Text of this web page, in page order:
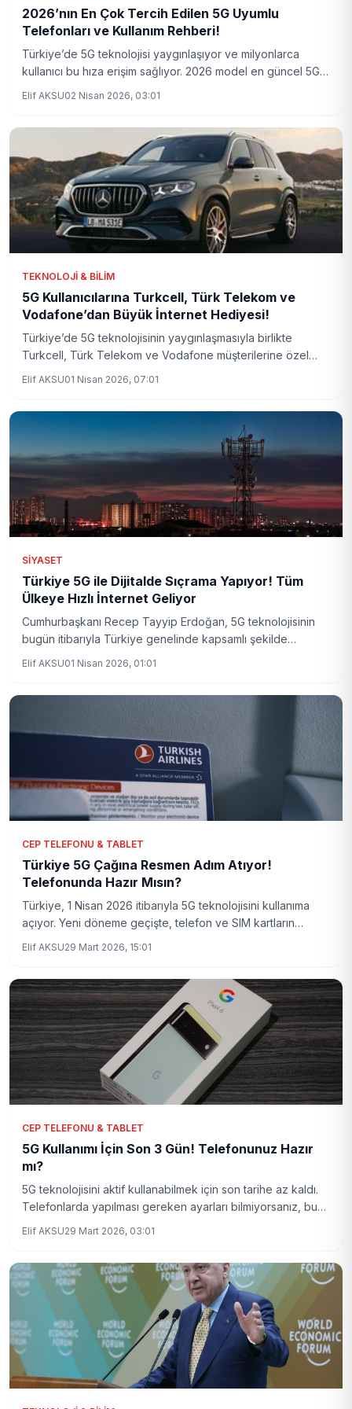
2026’nın En Çok Tercih Edilen 5G Uyumlu
Telefonları ve Kullanım Rehberi!
Türkiye’de 5G teknolojisi yaygınlaşıyor ve milyonlarca
kullanıcı bu hıza erişim sağlıyor. 2026 model en güncel 5G
Elif AKSU02 Nisan 2026, 03:01
TEKNOLOJI & BILIM
5G Kullanıcılarına Turkcell, Türk Telekom ve
Vodafone’dan Büyük İnternet Hediyesi!
Türkiye’de 5G teknolojisinin yaygınlaşmasıyla birlikte
Turkcell, Türk Telekom ve Vodafone müşterilerine özel
Elif AKSU01 Nisan 2026, 07:01
SIYASET
Türkiye 5G ile Dijitalde Sıçrama Yapıyor! Tüm
Ülkeye Hızlı İnternet Geliyor
Cumhurbaşkanı Recep Tayyip Erdoğan, 5G teknolojisinin
bugün itibarıyla Türkiye genelinde kapsamlı şekilde
Elif AKSU01 Nisan 2026, 01:01
CEP TELEFONU & TABLET
Türkiye 5G Çağına Resmen Adım Atıyor!
Telefonunda Hazır Mısın?
Türkiye, 1 Nisan 2026 itibarıyla 5G teknolojisini kullanıma
açıyor. Yeni döneme geçişte, telefon ve SIM kartların
Elif AKSU29 Mart 2026, 15:01
CEP TELEFONU & TABLET
5G Kullanımı İçin Son 3 Gün! Telefonunuz Hazır
mı?
5G teknolojisini aktif kullanabilmek için son tarihe az kaldı.
Telefonlarda yapılması gereken ayarları bilmiyorsanız, bu
Elif AKSU29 Mart 2026, 03:01